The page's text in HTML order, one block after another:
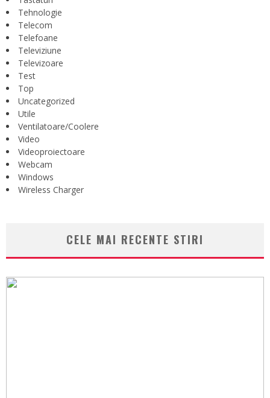
Tehnologie
Telecom
Telefoane
Televiziune
Televizoare
Test
Top
Uncategorized
Utile
Ventilatoare/Coolere
Video
Videoproiectoare
Webcam
Windows
Wireless Charger
CELE MAI RECENTE STIRI